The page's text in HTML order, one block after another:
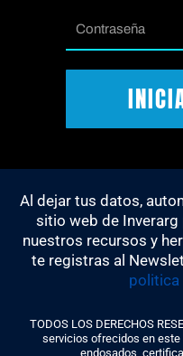
Al dejar tus datos,
sitio web de
nuestros recursos y
te registras al
politica
TODOS LOS DERECHOS
servicios ofrecidos en este
endosados,